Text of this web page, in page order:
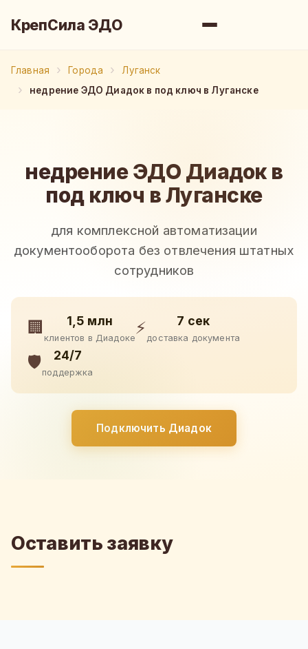
КрепСила ЭДО
Главная Города
Луганск
недрение ЭДО Диадок в под ключ в Луганске
недрение ЭДО Диадок в
под ключ в Луганске
для комплексной автоматизации
документооборота без отвлечения штатных
сотрудников
🏢 1,5 млн
клиентов в Диадоке
⚡ 7 сек
доставка документа
🛡️ 24/7
поддержка
Подключить Диадок
Оставить заявку